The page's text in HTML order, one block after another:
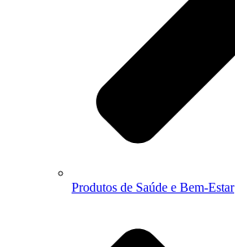
Produtos de Saúde e Bem-Estar